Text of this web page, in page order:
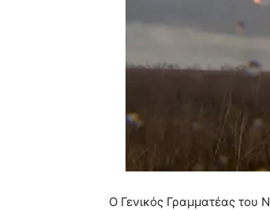
Ο Γενικός Γραμματέας του